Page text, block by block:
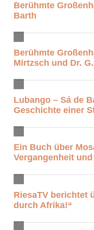
Berühmte
Barth
Berühmte
Mirtzsch und Dr.
Lubango – Sá de
Geschichte einer
Ein Buch über
Vergangenheit
RiesaTV berichtet
durch Afrika!“